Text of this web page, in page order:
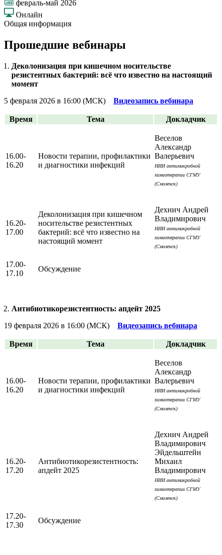
февраль-май 2026
Онлайн
Общая информация
Прошедшие вебинары
Деколонизация при кишечном носительстве
резистентных бактерий: всё что известно на настоящий
момент
5 февраля 2026 в 16:00 (МСК) Видеозапись вебинара
Время Тема Докладчик
16.00-
16.20
Новости терапии, профилактики
и диагностики инфекций
Веселов
Александр
Валерьевич
НИИ антимикробной
химиотерапии СГМУ
(Смоленск)
16.20-
17.00
Деколонизация при кишечном
носительстве резистентных
бактерий: всё что известно на
настоящий момент
Дехнич Андрей
Владимирович
НИИ антимикробной
химиотерапии СГМУ
(Смоленск)
17.00-
17.10
Обсуждение
Антибиотикорезистентность: апдейт 2025
19 февраля 2026 в 16:00 (МСК) Видеозапись вебинара
Время Тема Докладчик
16.00-
16.20
Новости терапии, профилактики
и диагностики инфекций
Веселов
Александр
Валерьевич
НИИ антимикробной
химиотерапии СГМУ
(Смоленск)
16.20-
17.20
Антибиотикорезистентность:
апдейт 2025
Дехнич Андрей
Владимирович
Эйдельштейн
Михаил
Владимирович
НИИ антимикробной
химиотерапии СГМУ
(Смоленск)
17.20-
17.30
Обсуждение